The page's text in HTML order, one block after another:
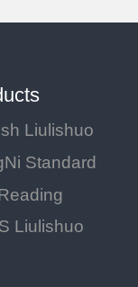
Liulishuo
Standard
Liulishuo